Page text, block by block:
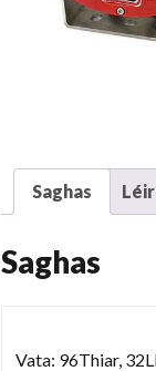
Saghas
Saghas
Vata: 96Thiar,